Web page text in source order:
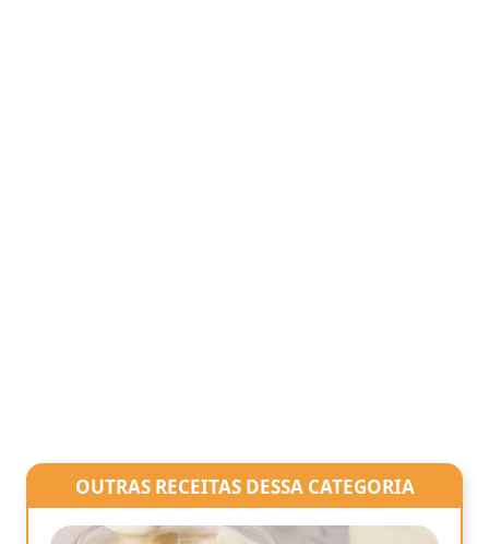
OUTRAS RECEITAS DESSA CATEGORIA